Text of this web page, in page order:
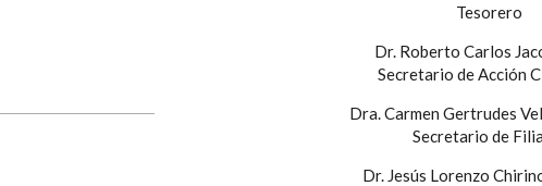
Tesorero
Dr. Roberto Carlos
Secretario de Acción
Dra. Carmen Gertrudes
Secretario de
Dr. Jesús Lorenzo